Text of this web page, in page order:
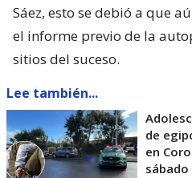
Sáez, esto se debió a que
el informe previo de la
sitios del suceso.
Lee también...
de
en
sábado